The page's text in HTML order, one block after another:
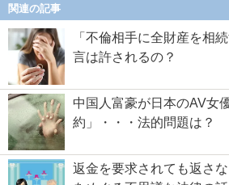
関連の記事
「不倫相手に全財産を相
言は許されるの？
中国人富豪が日本のAV女
約」・・・法的問題は？
返金を要求されても返さ